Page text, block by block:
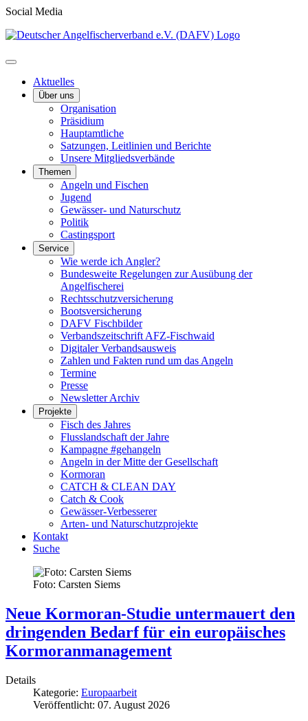
Social Media
Aktuelles
Über uns
Organisation
Präsidium
Hauptamtliche
Satzungen, Leitlinien und Berichte
Unsere Mitgliedsverbände
Themen
Angeln und Fischen
Jugend
Gewässer- und Naturschutz
Politik
Castingsport
Service
Wie werde ich Angler?
Bundesweite Regelungen zur Ausübung der
Angelfischerei
Rechtsschutzversicherung
Bootsversicherung
DAFV Fischbilder
Verbandszeitschrift AFZ-Fischwaid
Digitaler Verbandsausweis
Zahlen und Fakten rund um das Angeln
Termine
Presse
Newsletter Archiv
Projekte
Fisch des Jahres
Flusslandschaft der Jahre
Kampagne #gehangeln
Angeln in der Mitte der Gesellschaft
Kormoran
CATCH & CLEAN DAY
Catch & Cook
Gewässer-Verbesserer
Arten- und Naturschutzprojekte
Kontakt
Suche
Foto: Carsten Siems
Neue Kormoran-Studie untermauert den
dringenden Bedarf für ein europäisches
Kormoranmanagement
Details
Kategorie: Europaarbeit
Veröffentlicht: 07. August 2026